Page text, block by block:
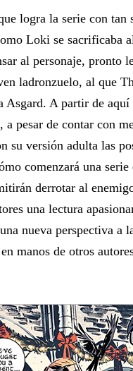
logra la serie con tan
Loki se sacrificaba
al personaje, pronto
ladronzuelo, al que
Asgard. A partir de
pesar de contar con
su versión adulta las
comenzará una serie
derrotar al
una lectura
nueva perspectiva a
manos de otros